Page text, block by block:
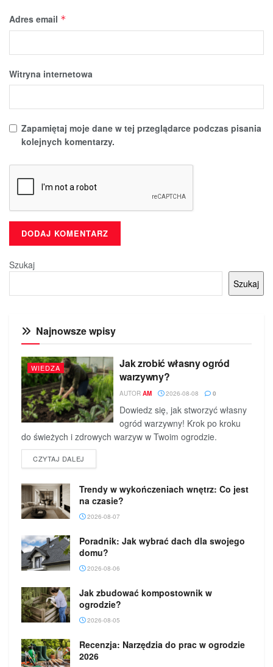
Adres email *
Witryna internetowa
Zapamiętaj moje dane w tej przeglądarce podczas pisania
kolejnych komentarzy.
Szukaj
Szukaj
Najnowsze wpisy
WIEDZA
Jak zrobić własny ogród
warzywny?
AUTOR AM 2026-08-08 0
Dowiedz się, jak stworzyć własny
ogród warzywny! Krok po kroku
do świeżych i zdrowych warzyw w Twoim ogrodzie.
CZYTAJ DALEJ
Trendy w wykończeniach wnętrz: Co jest
na czasie?
2026-08-07
Poradnik: Jak wybrać dach dla swojego
domu?
2026-08-06
Jak zbudować kompostownik w
ogrodzie?
2026-08-05
Recenzja: Narzędzia do prac w ogrodzie
2026